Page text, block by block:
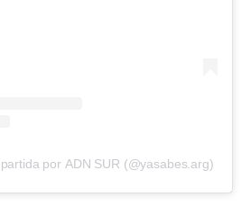
por ADN SUR (@yasabes.arg)